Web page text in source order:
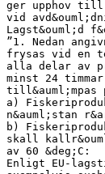
ger upphov till
vid
Lagst&ouml;d
”1. Nedan
frysas vid en
alla delar av
minst 24
a)
n&auml;stan
b)
skall
av 60 &deg;C:
Enligt EU-